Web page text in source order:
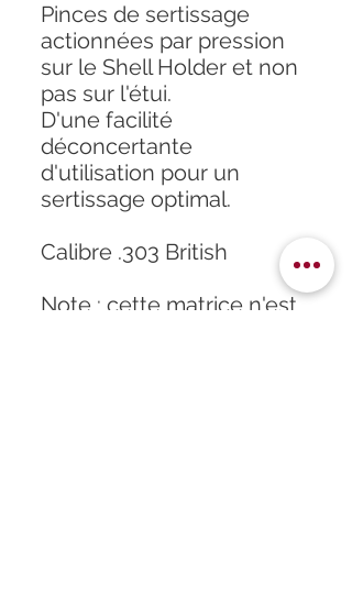
Pinces de sertissage
actionnées par pression
sur le Shell Holder et non
pas sur l'étui.
D'une facilité
déconcertante
d'utilisation pour un
sertissage optimal.
Calibre .303 British
Note : cette matrice n'est